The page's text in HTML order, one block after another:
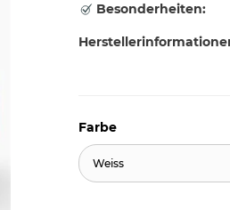
Besonderheiten:
Farbe
Weiss